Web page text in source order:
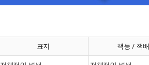
표지 책등 / 책배